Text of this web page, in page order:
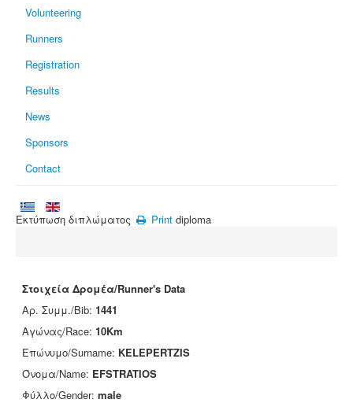
Volunteering
Runners
Registration
Results
News
Sponsors
Contact
Εκτύπωση διπλώματος Print diploma
Στοιχεία Δρομέα/Runner's Data
Αρ. Συμμ./Bib: 1441
Αγώνας/Race: 10Km
Επώνυμο/Surname: KELEPERTZIS
Όνομα/Name: EFSTRATIOS
Φύλλο/Gender: male